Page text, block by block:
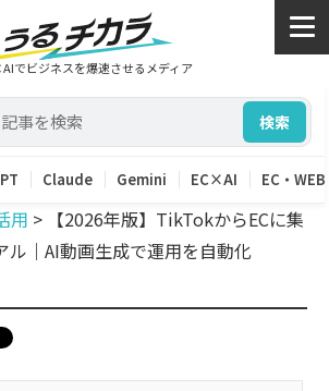
でビジネスを爆速させるメディア
検索
Claude Gemini EC×AI EC・WEB
用 > 【2026年版】TikTokからECに集
ル｜AI動画生成で運用を自動化